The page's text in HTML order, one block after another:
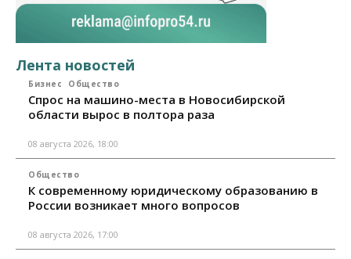
Лента новостей
Бизнес Общество
Спрос на машино-места в Новосибирской
области вырос в полтора раза
08 августа 2026, 18:00
Общество
К современному юридическому образованию в
России возникает много вопросов
08 августа 2026, 17:00